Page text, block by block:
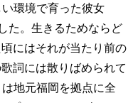
環境で育った彼⼥
た。⽣きるためならど
にはそれが当たり前の
詞には散りばめられて
地元福岡を拠点に全